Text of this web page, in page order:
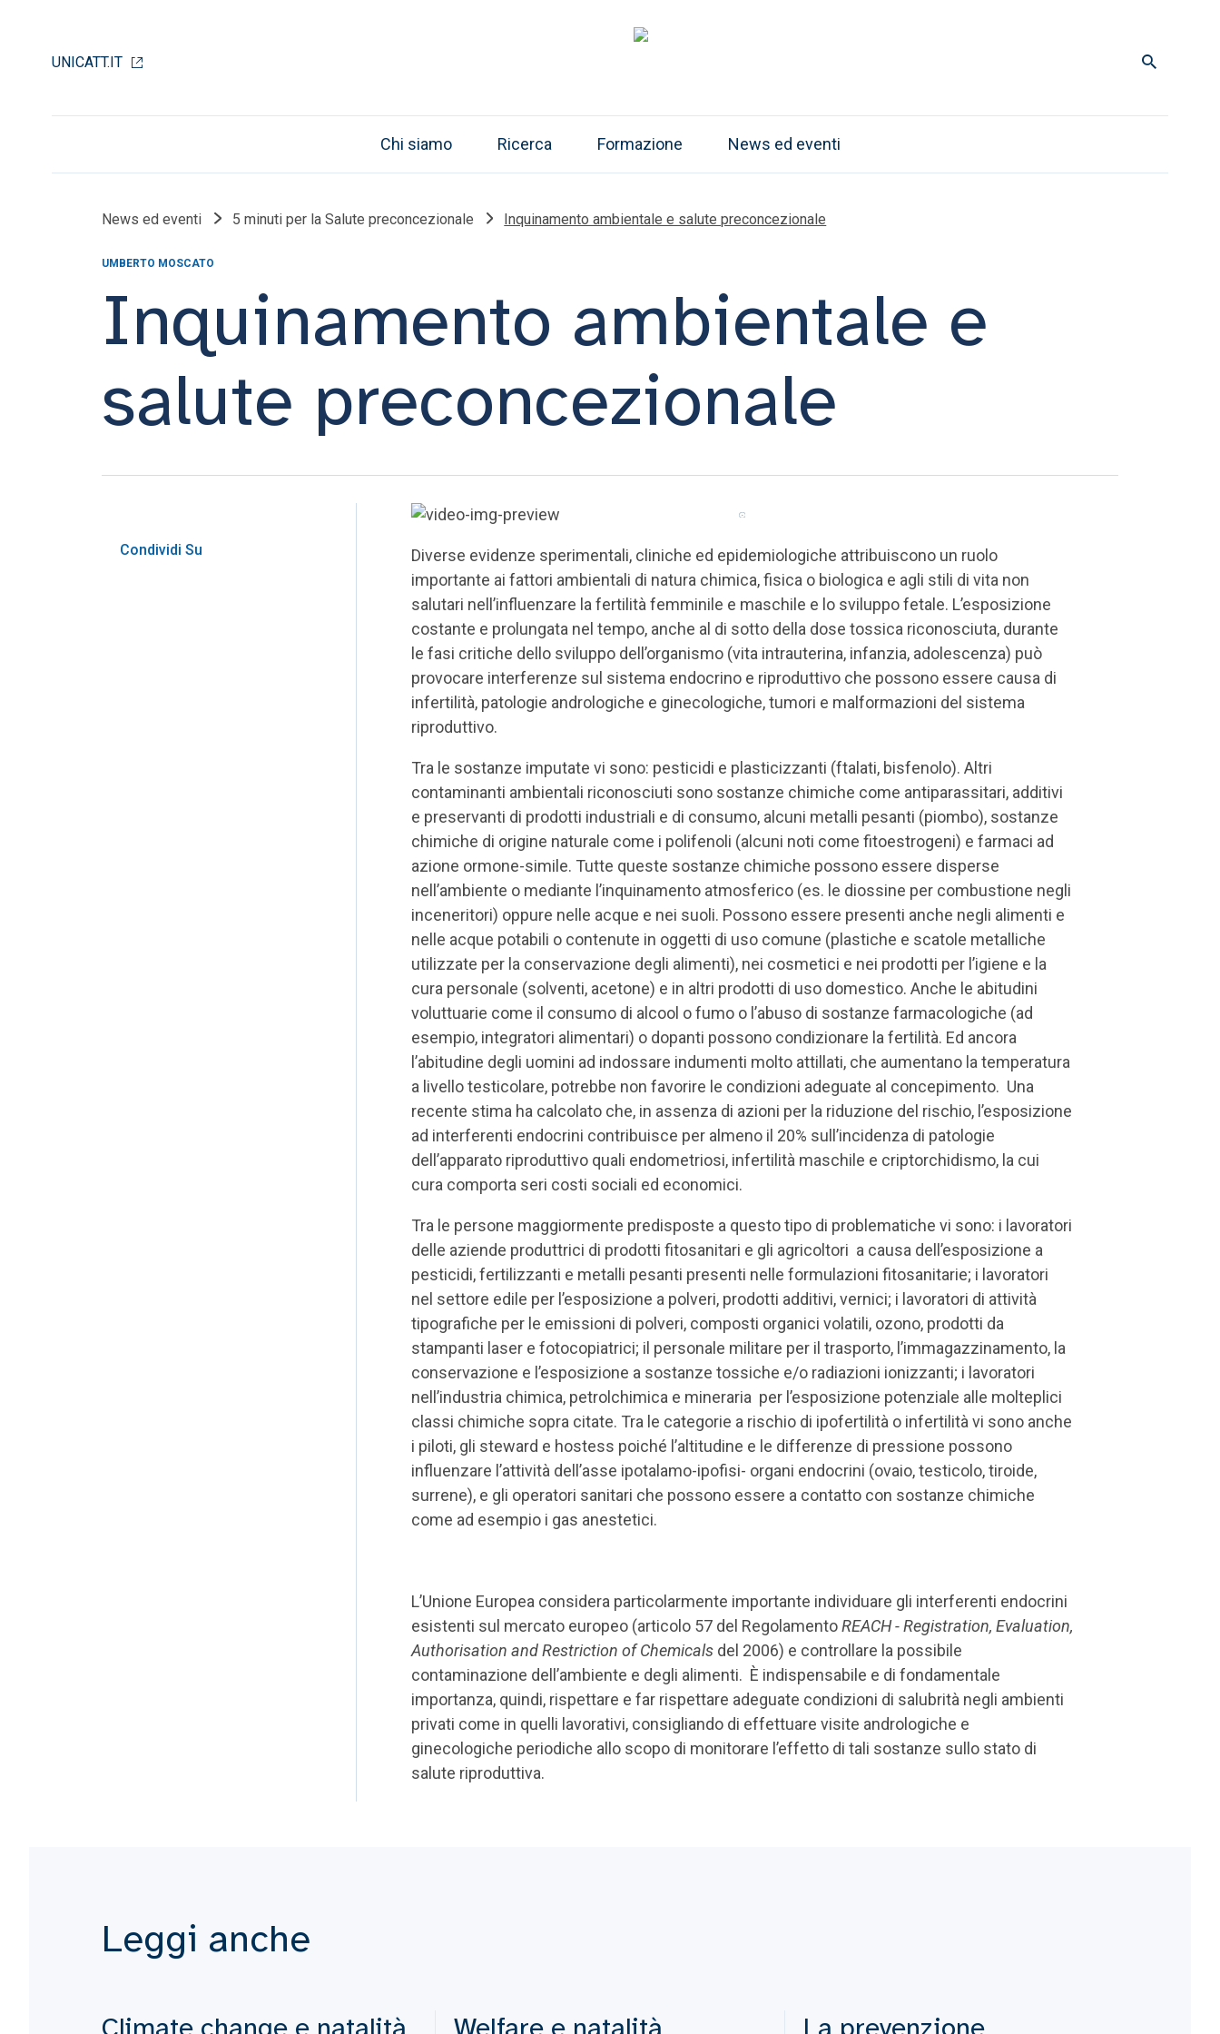
UNICATT.IT
Chi siamo Ricerca Formazione News ed eventi
News ed eventi 5 minuti per la Salute preconcezionale Inquinamento ambientale e salute preconcezionale
UMBERTO MOSCATO
Inquinamento ambientale e
salute preconcezionale
Condividi Su
Diverse evidenze sperimentali, cliniche ed epidemiologiche attribuiscono un ruolo
importante ai fattori ambientali di natura chimica, fisica o biologica e agli stili di vita non
salutari nell’influenzare la fertilità femminile e maschile e lo sviluppo fetale. L’esposizione
costante e prolungata nel tempo, anche al di sotto della dose tossica riconosciuta, durante
le fasi critiche dello sviluppo dell’organismo (vita intrauterina, infanzia, adolescenza) può
provocare interferenze sul sistema endocrino e riproduttivo che possono essere causa di
infertilità, patologie andrologiche e ginecologiche, tumori e malformazioni del sistema
riproduttivo.
Tra le sostanze imputate vi sono: pesticidi e plasticizzanti (ftalati, bisfenolo). Altri
contaminanti ambientali riconosciuti sono sostanze chimiche come antiparassitari, additivi
e preservanti di prodotti industriali e di consumo, alcuni metalli pesanti (piombo), sostanze
chimiche di origine naturale come i polifenoli (alcuni noti come fitoestrogeni) e farmaci ad
azione ormone-simile. Tutte queste sostanze chimiche possono essere disperse
nell’ambiente o mediante l’inquinamento atmosferico (es. le diossine per combustione negli
inceneritori) oppure nelle acque e nei suoli. Possono essere presenti anche negli alimenti e
nelle acque potabili o contenute in oggetti di uso comune (plastiche e scatole metalliche
utilizzate per la conservazione degli alimenti), nei cosmetici e nei prodotti per l’igiene e la
cura personale (solventi, acetone) e in altri prodotti di uso domestico. Anche le abitudini
voluttuarie come il consumo di alcool o fumo o l’abuso di sostanze farmacologiche (ad
esempio, integratori alimentari) o dopanti possono condizionare la fertilità. Ed ancora
l’abitudine degli uomini ad indossare indumenti molto attillati, che aumentano la temperatura
a livello testicolare, potrebbe non favorire le condizioni adeguate al concepimento. Una
recente stima ha calcolato che, in assenza di azioni per la riduzione del rischio, l’esposizione
ad interferenti endocrini contribuisce per almeno il 20% sull’incidenza di patologie
dell’apparato riproduttivo quali endometriosi, infertilità maschile e criptorchidismo, la cui
cura comporta seri costi sociali ed economici.
Tra le persone maggiormente predisposte a questo tipo di problematiche vi sono: i lavoratori
delle aziende produttrici di prodotti fitosanitari e gli agricoltori a causa dell’esposizione a
pesticidi, fertilizzanti e metalli pesanti presenti nelle formulazioni fitosanitarie; i lavoratori
nel settore edile per l’esposizione a polveri, prodotti additivi, vernici; i lavoratori di attività
tipografiche per le emissioni di polveri, composti organici volatili, ozono, prodotti da
stampanti laser e fotocopiatrici; il personale militare per il trasporto, l’immagazzinamento, la
conservazione e l’esposizione a sostanze tossiche e/o radiazioni ionizzanti; i lavoratori
nell’industria chimica, petrolchimica e mineraria per l’esposizione potenziale alle molteplici
classi chimiche sopra citate. Tra le categorie a rischio di ipofertilità o infertilità vi sono anche
i piloti, gli steward e hostess poiché l’altitudine e le differenze di pressione possono
influenzare l’attività dell’asse ipotalamo-ipofisi- organi endocrini (ovaio, testicolo, tiroide,
surrene), e gli operatori sanitari che possono essere a contatto con sostanze chimiche
come ad esempio i gas anestetici.
L’Unione Europea considera particolarmente importante individuare gli interferenti endocrini
esistenti sul mercato europeo (articolo 57 del RegolamentoREACH - Registration, Evaluation,
Authorisation and Restriction of Chemicals del 2006) e controllare la possibile
contaminazione dell’ambiente e degli alimenti. È indispensabile e di fondamentale
importanza, quindi, rispettare e far rispettare adeguate condizioni di salubrità negli ambienti
privati come in quelli lavorativi, consigliando di effettuare visite andrologiche e
ginecologiche periodiche allo scopo di monitorare l’effetto di tali sostanze sullo stato di
salute riproduttiva.
Leggi anche